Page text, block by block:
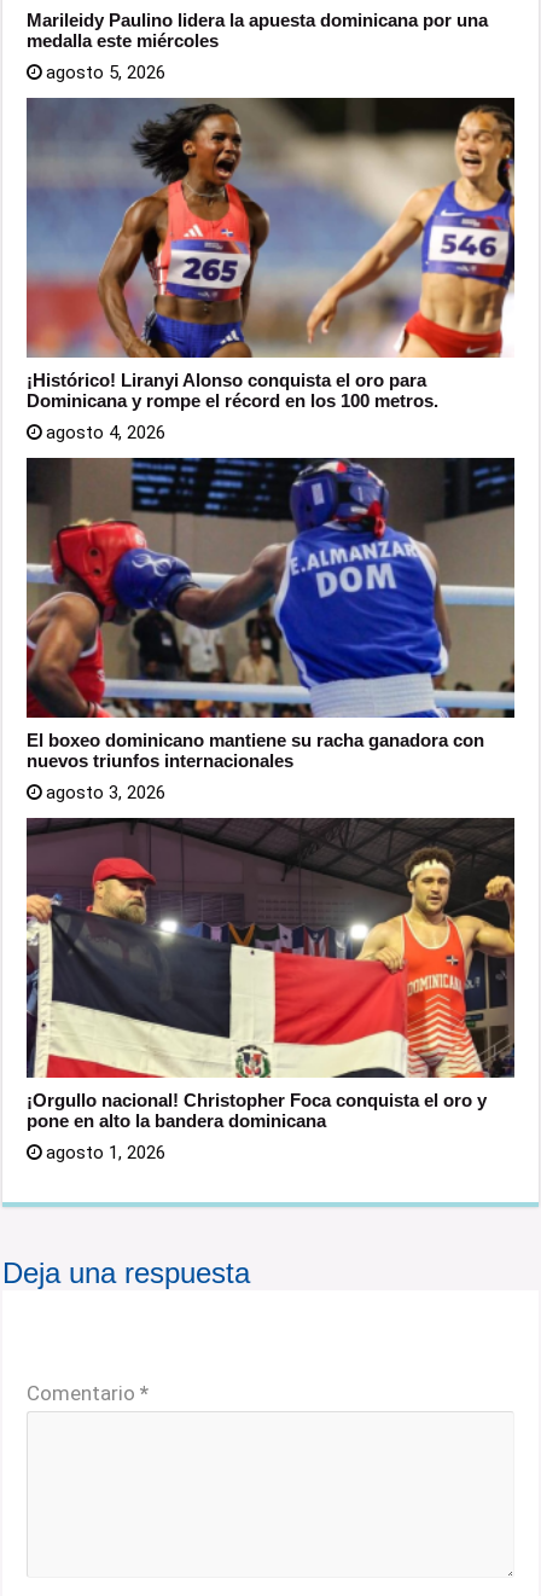
Marileidy Paulino lidera la apuesta dominicana por una
medalla este miércoles
agosto 5, 2026
¡Histórico! Liranyi Alonso conquista el oro para
Dominicana y rompe el récord en los 100 metros.
agosto 4, 2026
El boxeo dominicano mantiene su racha ganadora con
nuevos triunfos internacionales
agosto 3, 2026
¡Orgullo nacional! Christopher Foca conquista el oro y
pone en alto la bandera dominicana
agosto 1, 2026
Deja una respuesta
Comentario*